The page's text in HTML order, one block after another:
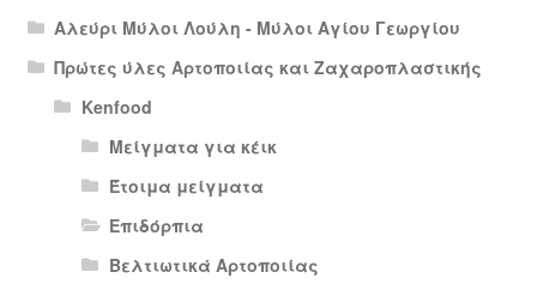
Αλεύρι Μύλοι Λούλη - Μύλοι Αγίου Γεωργίου
Πρώτες ύλες Αρτοποιίας και Ζαχαροπλαστικής
Kenfood
Μείγματα για κέικ
Έτοιμα μείγματα
Επιδόρπια
Βελτιωτικά Αρτοποιίας